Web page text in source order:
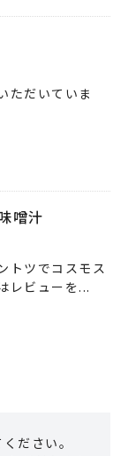
ただいていま
噌汁
トツでコスモス
レビューを...
ください。